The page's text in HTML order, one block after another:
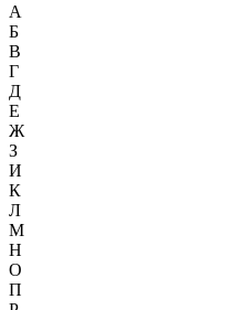
А
Б
В
Г
Д
Е
Ж
З
И
К
Л
М
Н
О
П